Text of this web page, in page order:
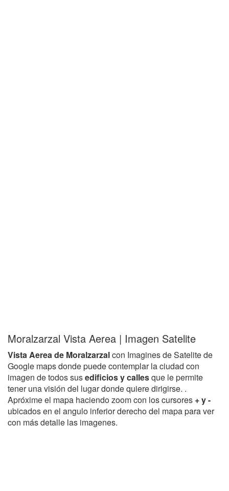
Moralzarzal Vista Aerea | Imagen Satelite
Vista Aerea de Moralzarzalcon Imagines de Satelite de
Google maps donde puede contemplar la ciudad con
imagen de todos susedificios y callesque le permite
tener una visión del lugar donde quiere dirigirse. .
Apróxime el mapa haciendo zoom con los cursores + y -
ubicados en el angulo inferior derecho del mapa para ver
con más detalle las imagenes.